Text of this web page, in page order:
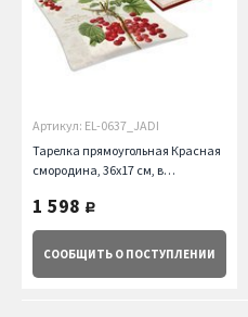
Артикул: EL-0637_JADI
Тарелка прямоугольная Красная
смородина, 36х17 см, в
(R2S)
1 598 руб.
СООБЩИТЬ О ПОСТУПЛЕНИИ